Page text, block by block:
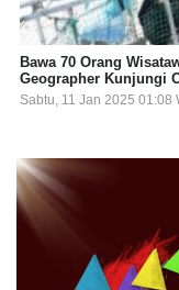
Bawa 70 Orang
Geographer Kunjungi
Sabtu, 11 Jan 2025 01:08